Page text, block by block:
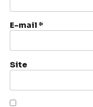
E-mail*
Site